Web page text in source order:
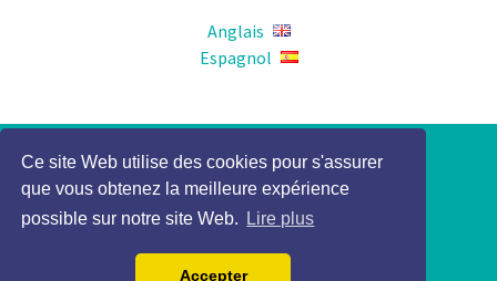
Ce site Web utilise des cookies pour s'assurer
que vous obtenez la meilleure expérience
possible sur notre site Web.
Lire plus
Accepter
Anglais
Espagnol
Politique de Confidentialité
Mention légale
2017 Elocky Tous droits réservés